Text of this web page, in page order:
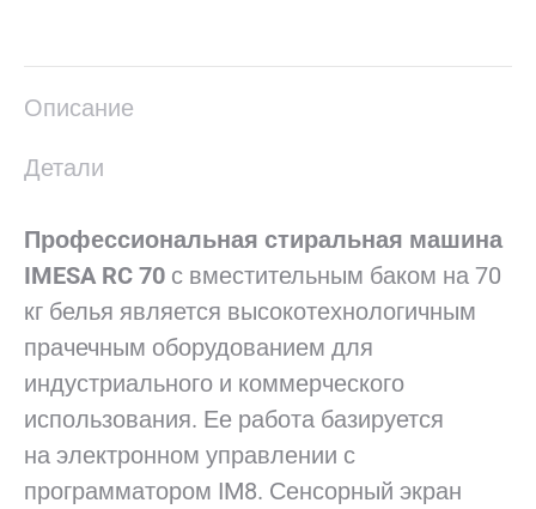
Описание
Детали
Профессиональная стиральная машина
IMESA RC 70 с вместительным баком на 70
кг белья является высокотехнологичным
прачечным оборудованием для
индустриального и коммерческого
использования. Ее работа базируется
на электронном управлении с
программатором IM8. Сенсорный экран